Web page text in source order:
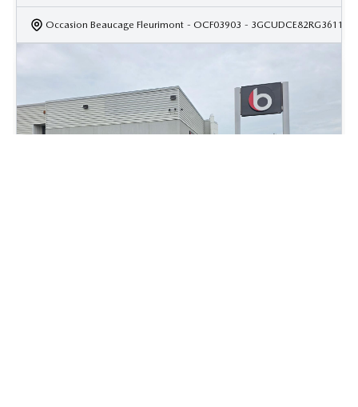
Occasion Beaucage Fleurimont - OCF03903 - 3GCUDCE82RG361132